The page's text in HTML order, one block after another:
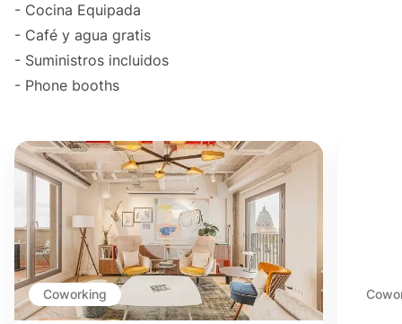
- Cocina Equipada
- Café y agua gratis
- Suministros incluidos
- Phone booths
Coworking